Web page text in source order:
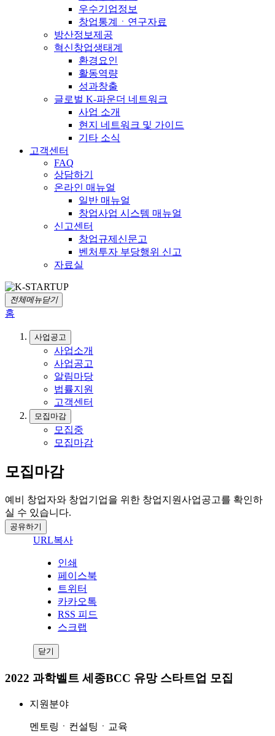
우수기업정보
창업통계ㆍ연구자료
방산정보제공
혁신창업생태계
환경요인
활동역량
성과창출
글로벌 K-파운더 네트워크
사업 소개
현지 네트워크 및 가이드
기타 소식
고객센터
FAQ
상담하기
온라인 매뉴얼
일반 매뉴얼
창업사업 시스템 매뉴얼
신고센터
창업규제신문고
벤처투자 부당행위 신고
자료실
전체메뉴닫기
홈
사업공고
사업소개
사업공고
알림마당
법률지원
고객센터
모집마감
모집중
모집마감
모집마감
예비 창업자와 창업기업을 위한 창업지원사업공고를 확인하
실 수 있습니다.
공유하기
URL복사
인쇄
페이스북
트위터
카카오톡
RSS 피드
스크랩
닫기
2022 과학벨트 세종BCC 유망 스타트업 모집
지원분야
멘토링ㆍ컨설팅ㆍ교육